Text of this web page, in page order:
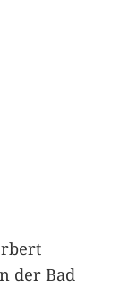
der Bad